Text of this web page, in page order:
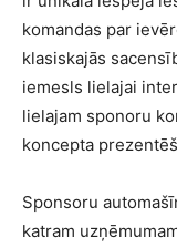
komandas par
klasiskajās
iemesls lielajai
lielajam sponoru
koncepta
Sponsoru
katram